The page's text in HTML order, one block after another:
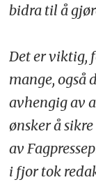
bidra til å
Det er viktig,
mange, også
avhengig av
ønsker å
av
i fjor tok